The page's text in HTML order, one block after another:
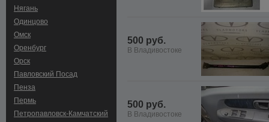
Нягань
Одинцово
Омск
Оренбург
Орск
Павловский Посад
Пенза
Пермь
Петропавловск-Камчатский
500 руб.
В Владивостоке
500 руб.
В Владивостоке